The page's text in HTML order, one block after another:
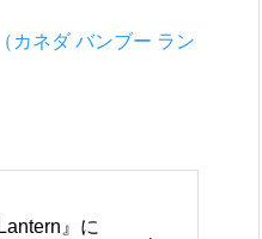
カネダ バンブー ラン
』に